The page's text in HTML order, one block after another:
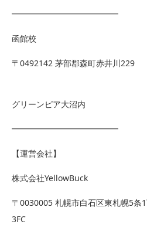
━━━━━━━━━━━━━
函館校
〒0492142 茅部郡森町赤井川229
グリーンピア大沼内
━━━━━━━━━━━━━
【運営会社】
株式会社YellowBuck
〒0030005 札幌市白石区東札幌5
3FC